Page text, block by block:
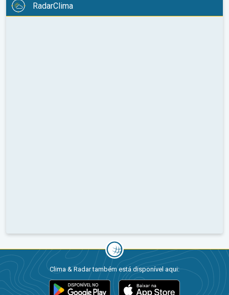
RadarClima
Clima & Radar também está disponível aqui: